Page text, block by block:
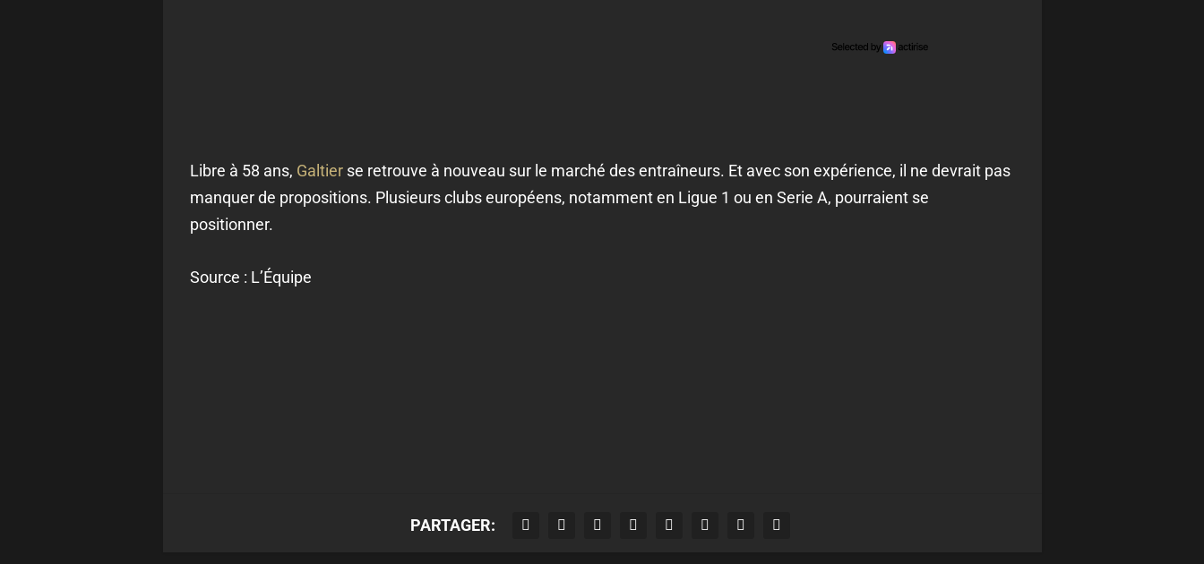
Libre à 58 ans, Galtierse retrouve à nouveau sur le marché des entraîneurs. Et avec son expérience, il ne devrait pas
manquer de propositions. Plusieurs clubs européens, notamment en Ligue 1 ou en Serie A, pourraient se
positionner.
Source : L’Équipe
PARTAGER: